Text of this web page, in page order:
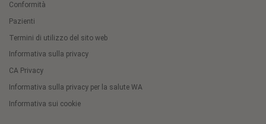
Conformità
Pazienti
Termini di utilizzo del sito web
Informativa sulla privacy
CA Privacy
Informativa sulla privacy per la salute WA
Informativa sui cookie